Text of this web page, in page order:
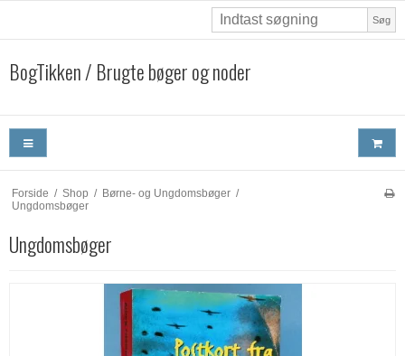
Søg
BogTikken / Brugte bøger og noder
Forside / Shop / Børne- og Ungdomsbøger /
Ungdomsbøger
Ungdomsbøger